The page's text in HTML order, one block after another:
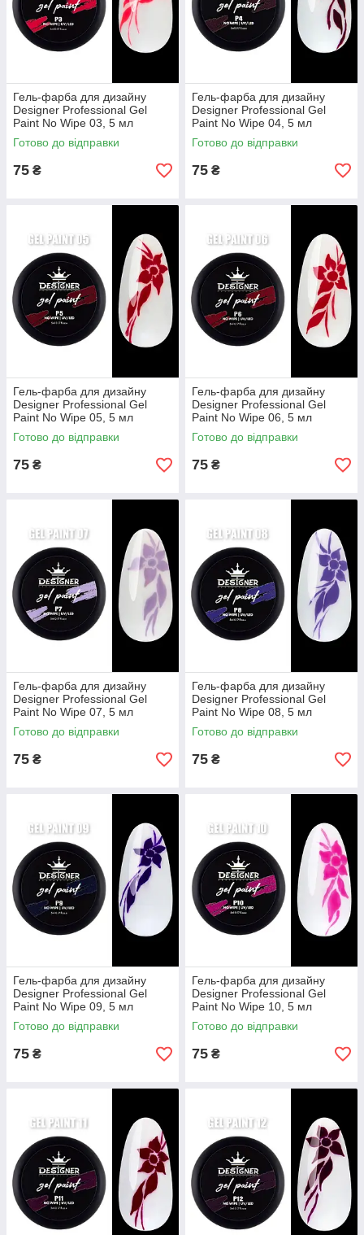
Гель-фарба для дизайну
Designer Professional Gel
Paint No Wipe 03, 5 мл
Готово до відправки
75 ₴
Гель-фарба для дизайну
Designer Professional Gel
Paint No Wipe 04, 5 мл
Готово до відправки
75 ₴
Гель-фарба для дизайну
Designer Professional Gel
Paint No Wipe 05, 5 мл
Готово до відправки
75 ₴
Гель-фарба для дизайну
Designer Professional Gel
Paint No Wipe 06, 5 мл
Готово до відправки
75 ₴
Гель-фарба для дизайну
Designer Professional Gel
Paint No Wipe 07, 5 мл
Готово до відправки
75 ₴
Гель-фарба для дизайну
Designer Professional Gel
Paint No Wipe 08, 5 мл
Готово до відправки
75 ₴
Гель-фарба для дизайну
Designer Professional Gel
Paint No Wipe 09, 5 мл
Готово до відправки
75 ₴
Гель-фарба для дизайну
Designer Professional Gel
Paint No Wipe 10, 5 мл
Готово до відправки
75 ₴